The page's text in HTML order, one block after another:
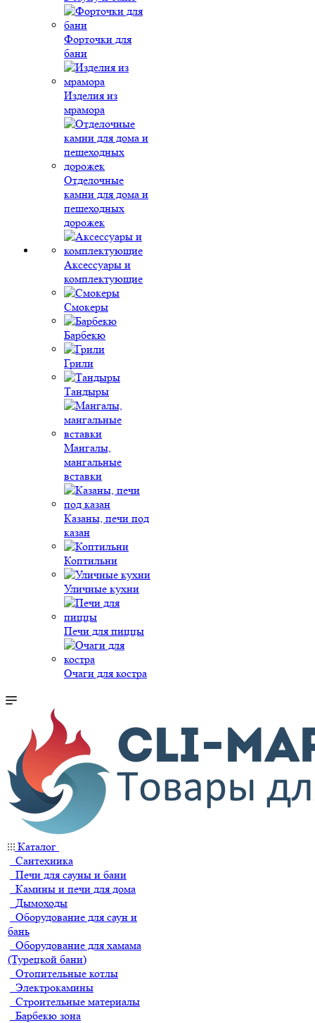
Форточки для
бани
Изделия из
мрамора
Отделочные
камни для дома и
пешеходных
дорожек
Аксессуары и
комплектующие
Смокеры
Барбекю
Грили
Тандыры
Мангалы,
мангальные
вставки
Казаны, печи под
казан
Коптильни
Уличные кухни
Печи для пиццы
Очаги для костра
Каталог
Сантехника
Печи для сауны и бани
Камины и печи для дома
Дымоходы
Оборудование для саун и
бань
Оборудование для хамама
(Турецкой бани)
Отопительные котлы
Электрокамины
Строительные материалы
Барбекю зона